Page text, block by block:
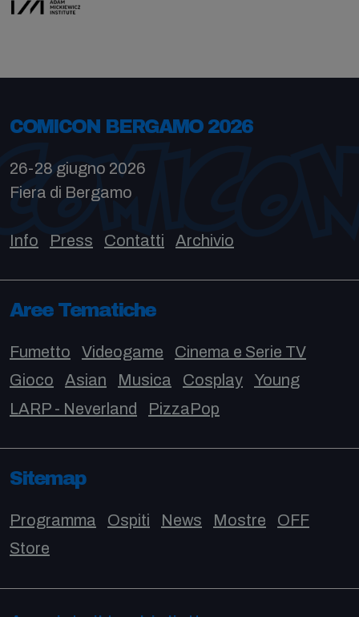
COMICON BERGAMO 2026
26-28 giugno 2026
Fiera di Bergamo
Info Press Contatti Archivio
Aree Tematiche
Fumetto Videogame
Cinema e Serie TV
Gioco
Asian Musica Cosplay
Young
LARP - Neverland
PizzaPop
Sitemap
Programma Ospiti News Mostre
OFF
Store